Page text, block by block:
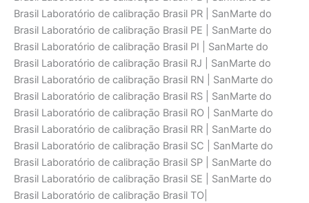
Brasil Laboratório de calibraçāo Brasil PR | SanMarte do
Brasil Laboratório de calibraçāo Brasil PE | SanMarte do
Brasil Laboratório de calibraçāo Brasil PI | SanMarte do
Brasil Laboratório de calibraçāo Brasil RJ | SanMarte do
Brasil Laboratório de calibraçāo Brasil RN | SanMarte do
Brasil Laboratório de calibraçāo Brasil RS | SanMarte do
Brasil Laboratório de calibraçāo Brasil RO | SanMarte do
Brasil Laboratório de calibraçāo Brasil RR | SanMarte do
Brasil Laboratório de calibraçāo Brasil SC | SanMarte do
Brasil Laboratório de calibraçāo Brasil SP | SanMarte do
Brasil Laboratório de calibraçāo Brasil SE | SanMarte do
Brasil Laboratório de calibraçāo Brasil TO|